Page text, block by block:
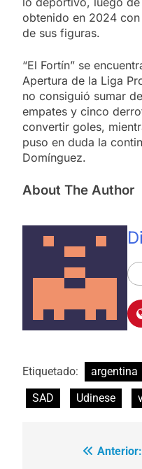
obtenido en 2024
de sus figuras.
“El Fortín” se
Apertura de la Liga
no consiguió sumar
empates y cinco
convertir goles,
puso en duda la
Domínguez.
About The Author
Etiquetado: argentina
SAD
Udinese
Navegación
Anterior: